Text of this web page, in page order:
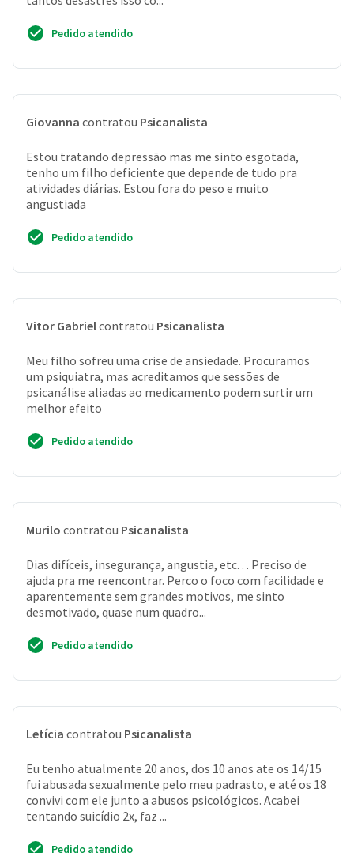
Pedido atendido
Giovanna contratou Psicanalista
Estou tratando depressão mas me sinto esgotada,
tenho um filho deficiente que depende de tudo pra
atividades diárias. Estou fora do peso e muito
angustiada
Pedido atendido
Vitor Gabrielcontratou Psicanalista
Meu filho sofreu uma crise de ansiedade. Procuramos
um psiquiatra, mas acreditamos que sessões de
psicanálise aliadas ao medicamento podem surtir um
melhor efeito
Pedido atendido
Murilo contratou Psicanalista
Dias difíceis, insegurança, angustia, etc. . . Preciso de
ajuda pra me reencontrar. Perco o foco com facilidade e
aparentemente sem grandes motivos, me sinto
desmotivado, quase num quadro...
Pedido atendido
Letícia contratou Psicanalista
Eu tenho atualmente 20 anos, dos 10 anos ate os 14/15
fui abusada sexualmente pelo meu padrasto, e até os 18
convivi com ele junto a abusos psicológicos. Acabei
tentando suicídio 2x, faz ...
Pedido atendido